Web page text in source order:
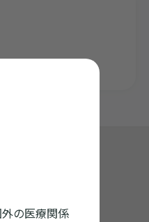
の医療関係
用ください